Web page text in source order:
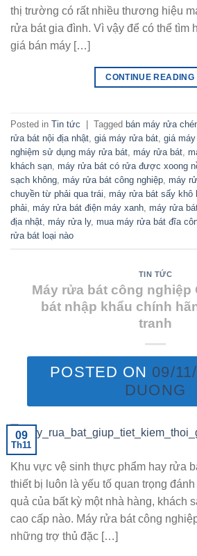
thị trường có rất nhiều thương hiệu
rửa bát gia đình. Vì vậy để có thể tìm
giá bán máy […]
CONTINUE READING
Posted in Tin tức Tagged bán máy rửa
rửa bát nội địa nhật giá máy rửa bát giá
nghiệm sử dụng máy rửa bát máy rửa bát
khách sạn máy rửa bát có rửa được xoong
sạch không máy rửa bát công nghiệp máy
chuyền từ phải qua trái máy rửa bát sấy khô
phải máy rửa bát điện máy xanh máy rửa
địa nhật máy rửa ly, mua máy rửa bát đĩa
rửa bát loại nào
TIN TỨC
Máy rửa bát công nghiệp
bát nhập khẩu chính
tranh
POSTED ON 09/
DUONG
09
Th11
Khu vực vệ sinh thực phẩm hay rửa
thiết bị luôn là yếu tố quan trọng
quả của bất kỳ một nhà hàng, khách
cao cấp nào. Máy rửa bát công
những trợ thủ đặc […]